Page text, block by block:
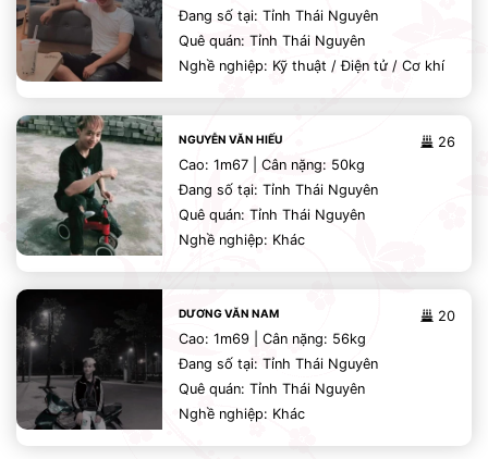
Đang số tại: Tỉnh Thái Nguyên
Quê quán: Tỉnh Thái Nguyên
Nghề nghiệp: Kỹ thuật / Điện tử / Cơ khí
26
NGUYỄN VĂN HIẾU
Cao: 1m67 | Cân nặng: 50kg
Đang số tại: Tỉnh Thái Nguyên
Quê quán: Tỉnh Thái Nguyên
Nghề nghiệp: Khác
20
DƯƠNG VĂN NAM
Cao: 1m69 | Cân nặng: 56kg
Đang số tại: Tỉnh Thái Nguyên
Quê quán: Tỉnh Thái Nguyên
Nghề nghiệp: Khác